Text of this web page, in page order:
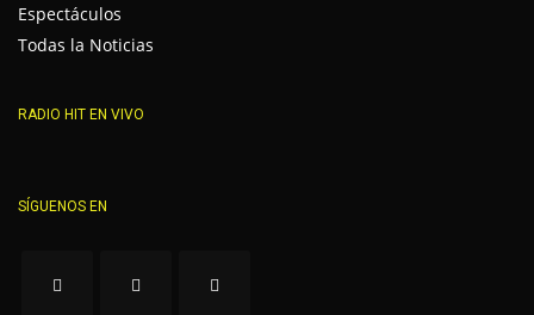
Espectáculos
Todas la Noticias
RADIO HIT EN VIVO
SÍGUENOS EN